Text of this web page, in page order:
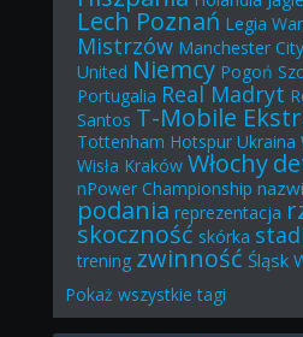
Lech Poznań Legia
Mistrzów Manchester City
United Niemcy Pogoń
Portugalia Real Madryt
Santos T-Mobile
Tottenham Hotspur Ukraina
Wisła Kraków Włochy
nPower Championship
podania reprezentacja
skoczność skórka
trening zwinność Śląsk
Pokaż wszystkie tagi